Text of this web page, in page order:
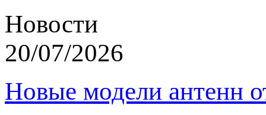
Новости
20/07/2026
Новые модели антенн